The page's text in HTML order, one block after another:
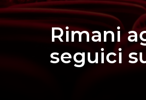
Rimani
seguici